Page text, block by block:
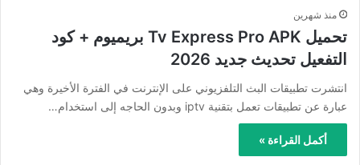
منذ شهرين
تحميل Tv Express Pro APK بريميوم + كود
التفعيل تحديث جديد 2026
انتشرت تطبيقات البث التلفزيوني على الإنترنت في الفترة الأخيرة وهي
عبارة عن تطبيقات تعمل بتقنية iptv وبدون الحاجه إلى استخدام…
أكمل القراءة »